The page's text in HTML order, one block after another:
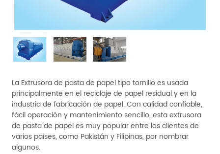
La Extrusora de pasta de papel tipo tornillo es usada
principalmente en el reciclaje de papel residual y en la
industria de fabricación de papel. Con calidad confiable,
fácil operación y mantenimiento sencillo, esta extrusora
de pasta de papel es muy popular entre los clientes de
varios países, como Pakistán y Filipinas, por nombrar
algunos.